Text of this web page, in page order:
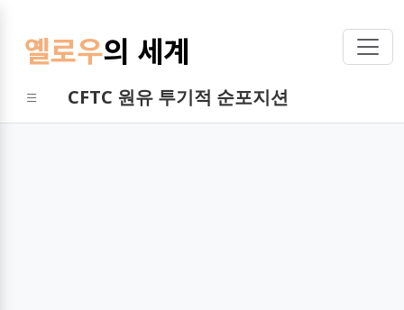
옐로우의 세계
CFTC 원유 투기적 순포지션